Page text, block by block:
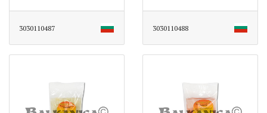
3030110487 3030110488